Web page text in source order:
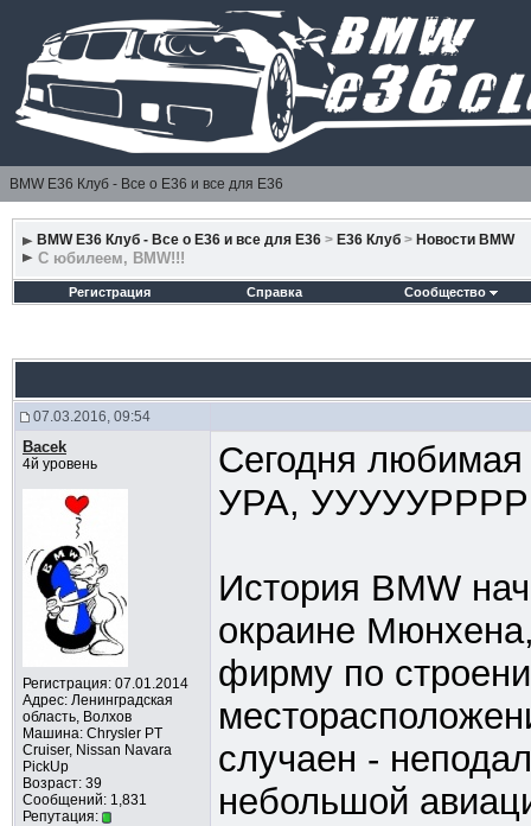
BMW E36 Клуб - Все о Е36 и все для Е36
BMW E36 Клуб - Все о Е36 и все для Е36 > E36 Клуб > Новости BMW
С юбилеем, BMW!!!
Регистрация Справка Сообщество
07.03.2016, 09:54
Bacek
4й уровень
Регистрация: 07.01.2014
Адрес: Ленинградская
область, Волхов
Машина: Chrysler PT
Cruiser, Nissan Navara
PickUp
Возраст: 39
Сообщений: 1,831
Репутация:
Сегодня
УРА,
История BMW
окраине
фирму по
случаен -
небольшой